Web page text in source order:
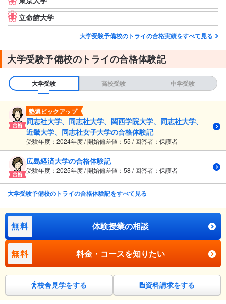
立命館大学
大学受験予備校のトライの合格実績をすべて見る
大学受験予備校のトライの合格体験記
大学受験 高校受験 中学受験
塾選ピックアップ
同志社大学、同志社大学、関西学院大学、同志社大学、
近畿大学、同志社女子大学の合格体験記
受験年度：2024年度 / 開始偏差値：55 / 回答者：保護者
広島経済大学の合格体験記
受験年度：2025年度 / 開始偏差値：58 / 回答者：保護者
大学受験予備校のトライの合格体験記をすべて見る
無料 体験授業の相談
無料 料金・コースを知りたい
校舎見学をする 資料請求をする